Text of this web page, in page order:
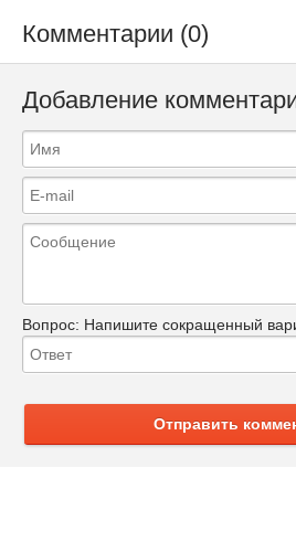
Комментарии (0)
Добавление
Вопрос: Напишите сокращенный
Отправить